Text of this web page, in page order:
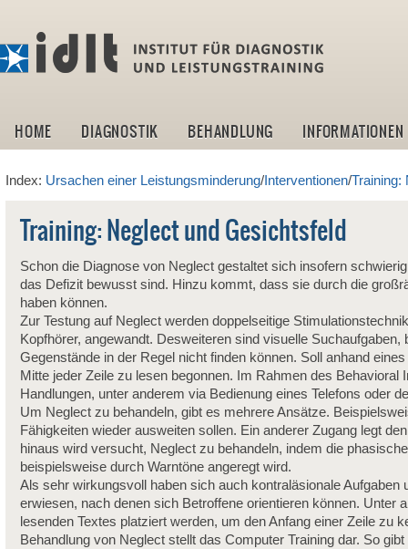
HOME DIAGNOSTIK BEHANDLUNG INFORMATIONEN
Index: Ursachen einer Leistungsminderung/Interventionen/Training:
Training: Neglect und Gesichtsfeld
Schon die Diagnose von Neglect gestaltet sich insofern
das Defizit bewusst sind. Hinzu kommt, dass sie durch die
haben können.
Zur Testung auf Neglect werden doppelseitige
Kopfhörer, angewandt. Desweiteren sind visuelle
Gegenstände in der Regel nicht finden können. Soll anhand
Mitte jeder Zeile zu lesen begonnen. Im Rahmen des
Handlungen, unter anderem via Bedienung eines Telefons oder
Um Neglect zu behandeln, gibt es mehrere Ansätze.
Fähigkeiten wieder ausweiten sollen. Ein anderer Zugang legt
hinaus wird versucht, Neglect zu behandeln, indem die
beispielsweise durch Warntöne angeregt wird.
Als sehr wirkungsvoll haben sich auch kontraläsionale
erwiesen, nach denen sich Betroffene orientieren können. Unter
lesenden Textes platziert werden, um den Anfang einer Zeile zu
Behandlung von Neglect stellt das Computer Training dar. So